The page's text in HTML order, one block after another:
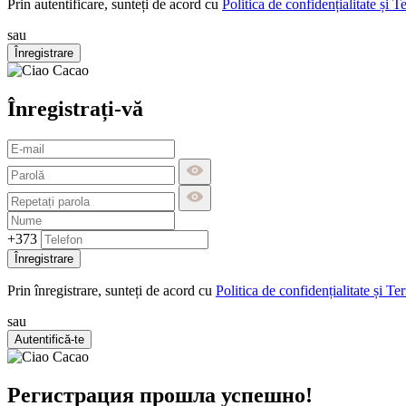
Prin autentificare, sunteți de acord cu Politica de confidențialitate și
sau
Înregistrare
Înregistrați-vă
+373
Înregistrare
Prin înregistrare, sunteți de acord cu Politica de confidențialitate și
sau
Autentifică-te
Регистрация прошла успешно!